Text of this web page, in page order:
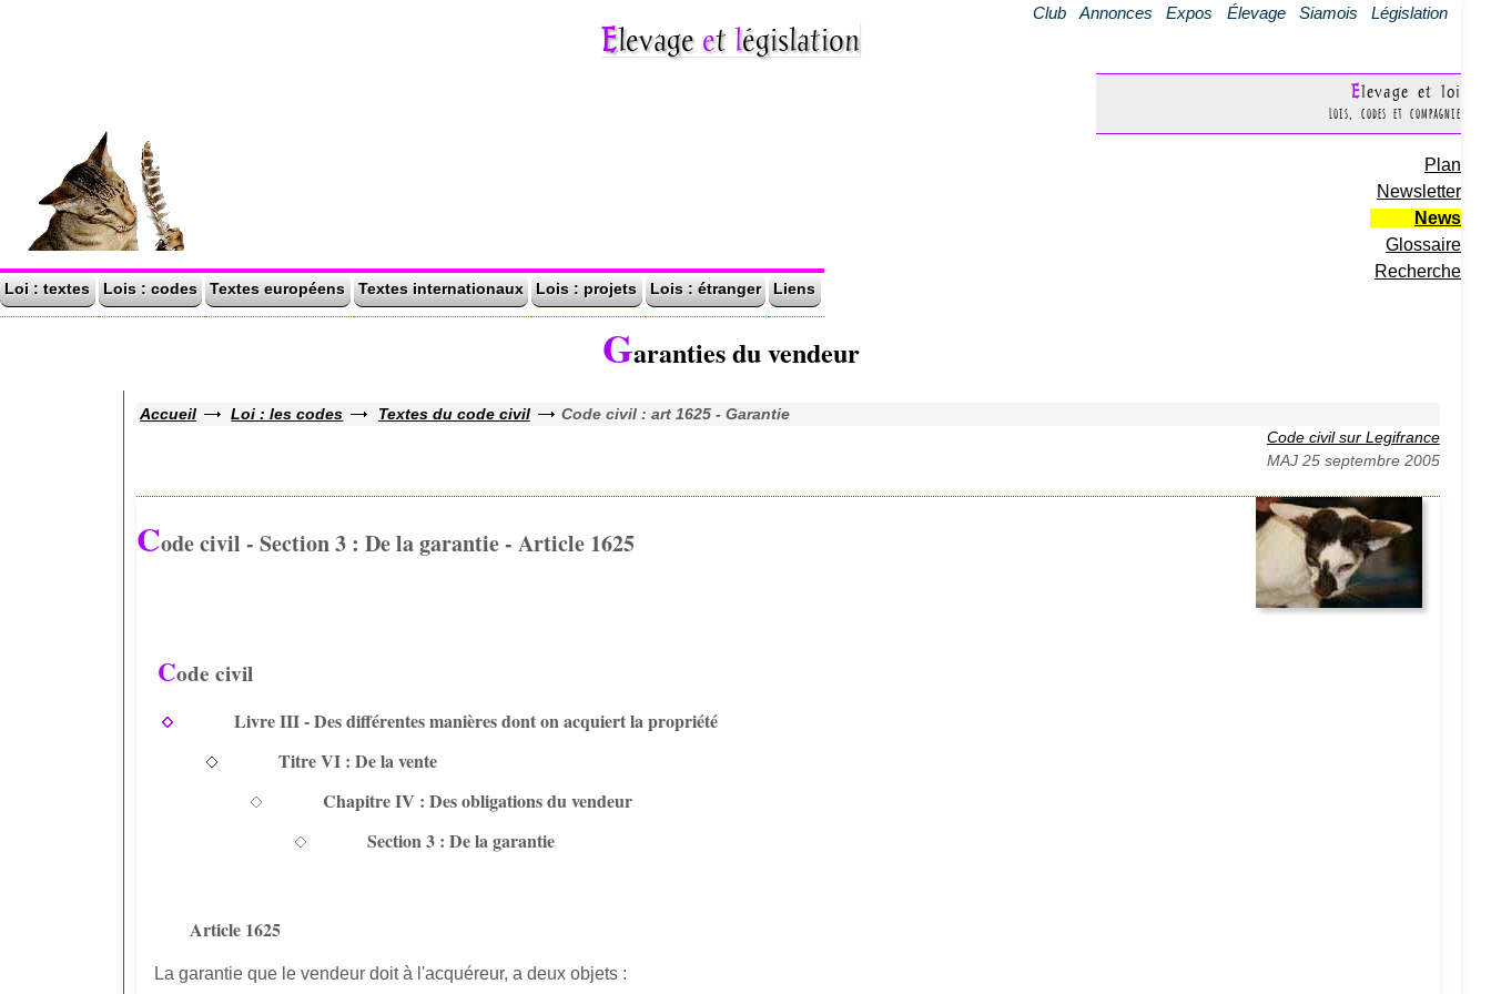
Club Annonces Expos Élevage Siamois Législation
Elevage et législation
Elevage et loi
Lois, codes et compagnie
Plan
Newsletter
News
Glossaire
Recherche
Loi : textes Lois : codes Textes européens Textes internationaux Lois : projets Lois : étranger Liens
Garanties du vendeur
Accueil Loi : les codes Textes du code civil
Code civil : art 1625 - Garantie
Code civil sur Legifrance
MAJ 25 septembre 2005
Code civil - Section 3 : De la garantie - Article 1625
Code civil
Livre III - Des différentes manières dont on acquiert la propriété
Titre VI : De la vente
Chapitre IV : Des obligations du vendeur
Section 3 : De la garantie
Article 1625
La garantie que le vendeur doit à l'acquéreur, a deux objets :